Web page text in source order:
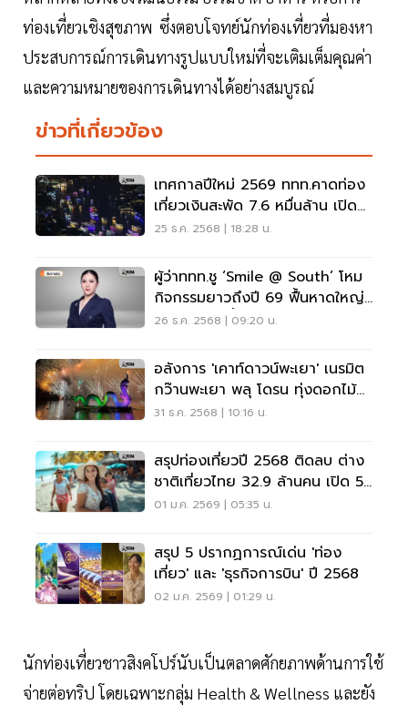
ท่องเที่ยวเชิงสุขภาพ ซึ่งตอบโจทย์นักท่องเที่ยวที่มองหา
ประสบการณ์การเดินทางรูปแบบใหม่ที่จะเติมเต็มคุณค่า
และความหมายของการเดินทางได้อย่างสมบูรณ์
ข่าวที่เกี่ยวข้อง
เทศกาลปีใหม่ 2569 ททท.คาดท่อง
เที่ยวเงินสะพัด 7.6 หมื่นล้าน เปิด
10 จังหวัดคนเที่ยวสูงสุด
25 ธ.ค. 2568 | 18:28 น.
ผู้ว่าททท.ชู ‘Smile @ South’ โหม
กิจกรรมยาวถึงปี 69 ฟื้นหาดใหญ่
เที่ยวใต้หลังน้ำลด
26 ธ.ค. 2568 | 09:20 น.
อลังการ 'เคาท์ดาวน์พะเยา' เนรมิต
กว๊านพะเยา พลุ โดรน ทุ่งดอกไม้
แสงสีตระการตา
31 ธ.ค. 2568 | 10:16 น.
สรุปท่องเที่ยวปี 2568 ติดลบ ต่าง
ชาติเที่ยวไทย 32.9 ล้านคน เปิด 5
ชาติเข้าไทยสูงสุด
01 ม.ค. 2569 | 05:35 น.
สรุป 5 ปรากฏการณ์เด่น 'ท่อง
เที่ยว' และ 'ธุรกิจการบิน' ปี 2568
02 ม.ค. 2569 | 01:29 น.
นักท่องเที่ยวชาวสิงคโปร์นับเป็นตลาดศักยภาพด้านการใช้
จ่ายต่อทริป โดยเฉพาะกลุ่ม Health & Wellness และยัง